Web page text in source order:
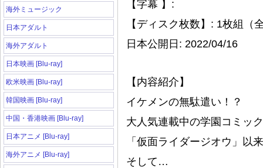
海外ミュージック
日本アダルト
海外アダルト
日本映画 [Blu-ray]
欧米映画 [Blu-ray]
韓国映画 [Blu-ray]
中国・香港映画 [Blu-ray]
日本アニメ [Blu-ray]
海外アニメ [Blu-ray]
【字幕 】:
【ディスク枚数】: 1枚組（
日本公開日: 2022/04/16
【内容紹介】
イケメンの無駄遣い！？
大人気連載中の学園コミッ
「仮面ライダージオウ」以
そして…